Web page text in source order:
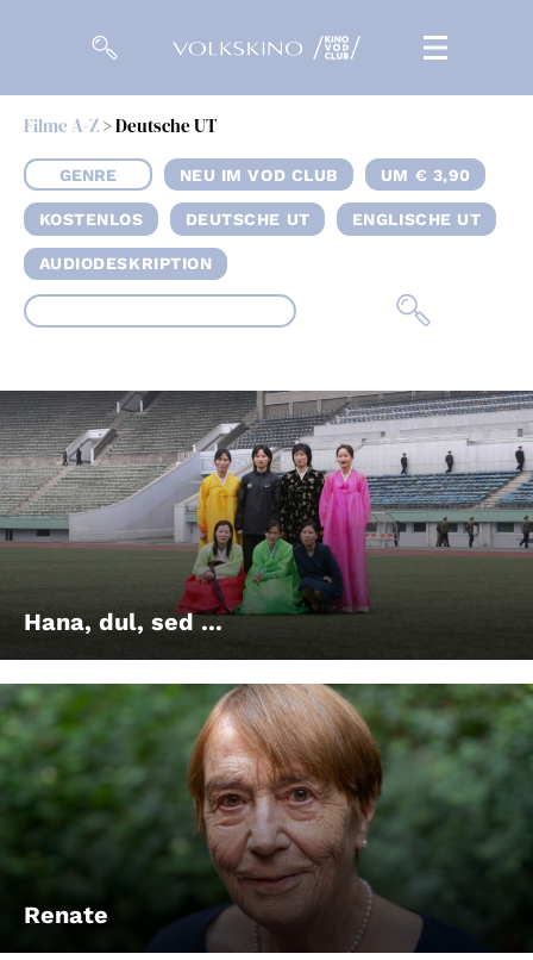
Magazin
Kuratierungen
Events
Filmpakete
Gutscheine
& Filmpässe
Account
Suche
Filme A-Z> Deutsche UT
GENRE NEU IM VOD CLUB UM € 3,90
KOSTENLOS DEUTSCHE UT ENGLISCHE UT
AUDIODESKRIPTION
Hana, dul, sed ...
Renate